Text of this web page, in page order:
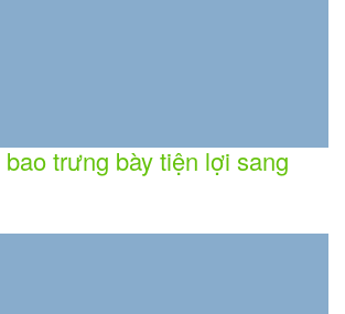
trưng bày tiện lợi sang